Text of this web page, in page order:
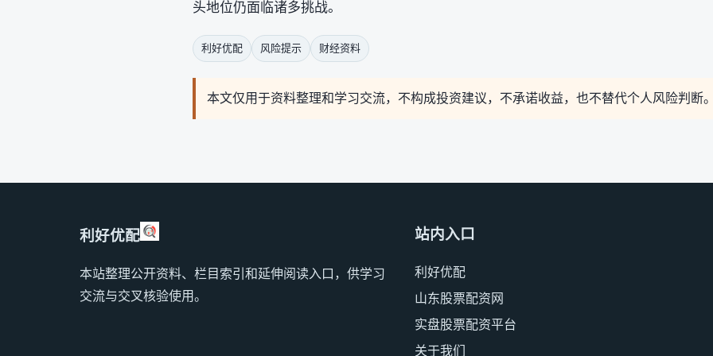
头地位仍面临诸多挑战。
利好优配 风险提示 财经资料
本文仅用于资料整理和学习交流，不构成投资建议，不承诺收益，也不替代个人风险判断
利好优配
本站整理公开资料、栏目索引和延伸阅读入口，供学习
交流与交叉核验使用。
站内入口
利好优配
山东股票配资网
实盘股票配资平台
关于我们